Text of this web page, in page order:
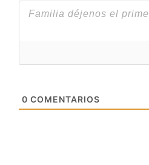
0 COMENTARIOS